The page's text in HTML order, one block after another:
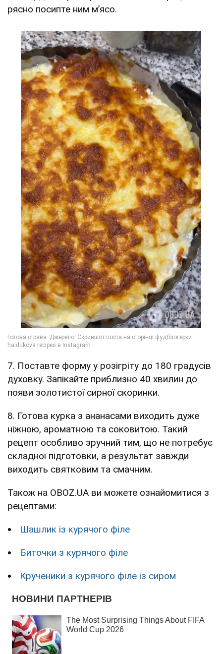
рясно посипте ним м’ясо.
7. Поставте форму у розігріту до 180 градусів
духовку. Запікайте приблизно 40 хвилин до
появи золотистої сирної скоринки.
8. Готова курка з ананасами виходить дуже
ніжною, ароматною та соковитою. Такий
рецепт особливо зручний тим, що не потребує
складної підготовки, а результат завжди
виходить святковим та смачним.
Також на OBOZ.UA ви можете ознайомитися з
рецептами:
Шашлик із курячого філе
Биточки з курячого філе
Крученики з курячого філе із сиром